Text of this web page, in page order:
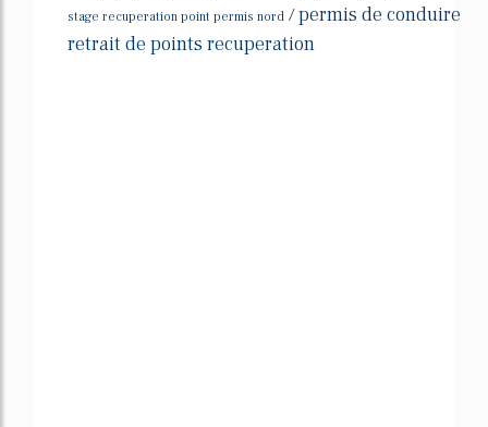
stage recuperation point permis nord /permis de conduire
retrait de points recuperation